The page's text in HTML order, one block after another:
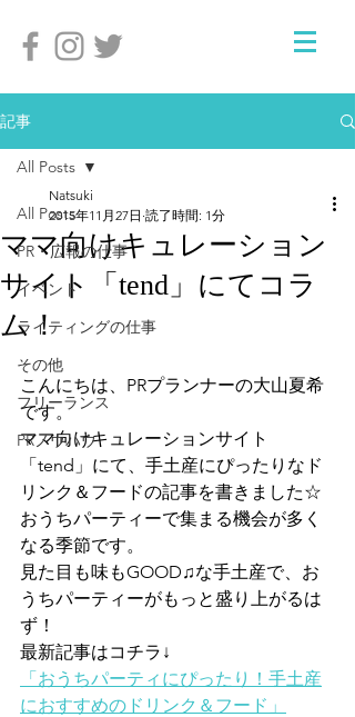
記事
All Posts
PR・広報の仕事
イベント
ライティングの仕事
その他
フリーランス
PRノウハウ
All Posts
ママ向けキュレーション
サイト「tend」にてコラ
ム！
Natsuki
2015年11月27日 読了時間: 1分
こんにちは、PRプランナーの大山夏希
です。
ママ向けキュレーションサイト
「tend」にて、手土産にぴったりなド
リンク＆フードの記事を書きました☆
おうちパーティーで集まる機会が多く
なる季節です。
見た目も味もGOOD♫な手土産で、お
うちパーティーがもっと盛り上がるは
ず！
最新記事はコチラ↓
「おうちパーティにぴったり！手土産
におすすめのドリンク＆フード」